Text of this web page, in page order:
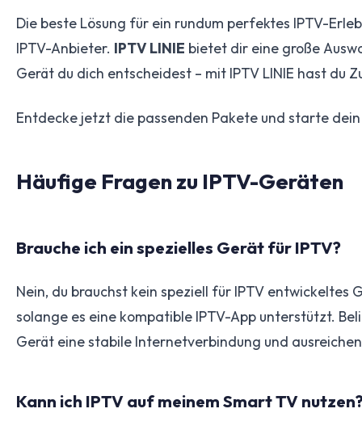
Die beste Lösung für ein rundum perfektes IPTV-
IPTV-Anbieter. IPTV LINIE bietet dir eine große
Gerät du dich entscheidest – mit IPTV LINIE hast
Entdecke jetzt die passenden Pakete und starte
Häufige Fragen zu IPTV-Geräten
Brauche ich ein spezielles Gerät für IPTV?
Nein, du brauchst kein speziell für IPTV entwickeltes
solange es eine kompatible IPTV-App unterstützt.
Gerät eine stabile Internetverbindung und
Kann ich IPTV auf meinem Smart TV